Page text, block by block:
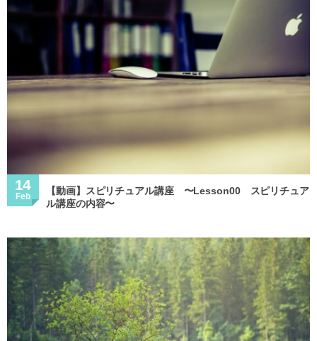
14
Feb
【動画】スピリチュアル講座 〜Lesson00 スピリチュア
ル講座の内容〜